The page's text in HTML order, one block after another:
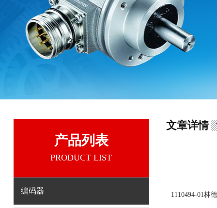
产品列表
PRODUCT LIST
编码器
文章详情
1110494-01林